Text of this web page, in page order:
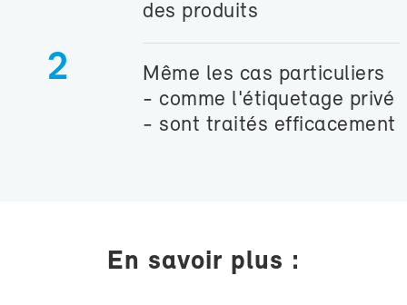
des pro­duits
2
Même les cas par­ti­cu­liers
- comme l'éti­que­tage pri­vé
- sont trai­tés ef­fi­ca­ce­ment
En sa­voir plus :